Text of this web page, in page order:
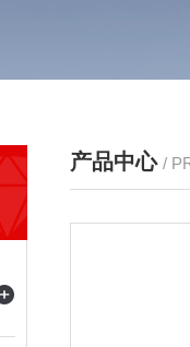
产品中心 /